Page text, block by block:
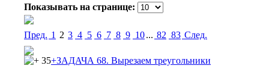
Показывать на странице:
Пред. 1 2 3 4 5 6 7 8 9 10... 82 83 Cлед.
35+ЗАДАЧА 68. Вырезаем треугольники